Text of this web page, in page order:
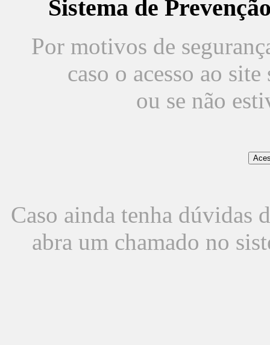
Sistema de
Por motivos de
caso o acesso ao
ou se não
Caso ainda tenha dúvidas
abra um chamado no